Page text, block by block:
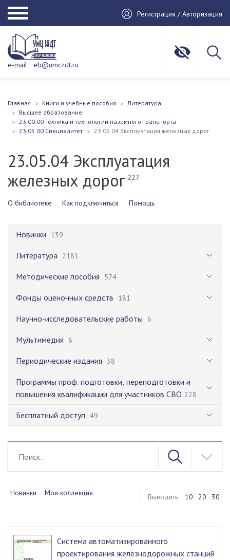
Регистрация / Авторизация
e-mail: eb@umczdt.ru
Главная Книги и учебные пособия
Литература
Высшее образование
23.00.00 Техника и технологии наземного транспорта
23.05.00 Специалитет
23.05.04 Эксплуатация железных дорог
23.05.04 Эксплуатация
железных дорог227
О библиотеке Как подключиться Помощь
Новинки 139
Литература 2181
Методические пособия 574
Фонды оценочных средств 181
Научно-исследовательские работы 6
Мультимедия 8
Периодические издания 38
Программы проф. подготовки, переподготовки и
повышения квалификации для участников СВО 228
Бесплатный доступ 49
Новинки Моя коллекция Выводить 10 20 30
Система автоматизированного
проектирования железнодорожных станций